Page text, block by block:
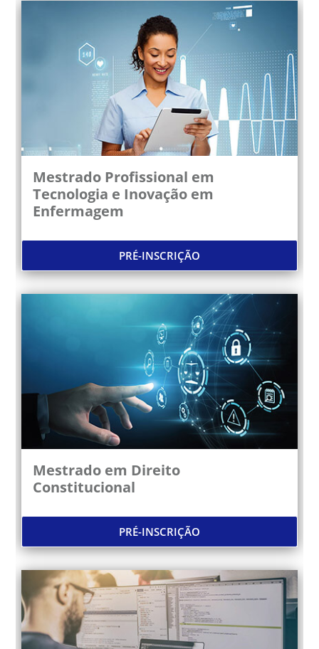
Mestrado Profissional em
Tecnologia e Inovação em
Enfermagem
PRÉ-INSCRIÇÃO
Mestrado em Direito
Constitucional
PRÉ-INSCRIÇÃO